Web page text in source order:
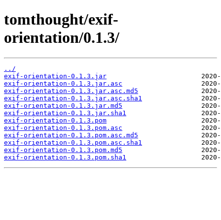
tomthought/exif-
orientation/0.1.3/
../
exif-orientation-0.1.3.jar
exif-orientation-0.1.3.jar.asc
exif-orientation-0.1.3.jar.asc.md5
exif-orientation-0.1.3.jar.asc.sha1
exif-orientation-0.1.3.jar.md5
exif-orientation-0.1.3.jar.sha1
exif-orientation-0.1.3.pom
exif-orientation-0.1.3.pom.asc
exif-orientation-0.1.3.pom.asc.md5
exif-orientation-0.1.3.pom.asc.sha1
exif-orientation-0.1.3.pom.md5
exif-orientation-0.1.3.pom.sha1